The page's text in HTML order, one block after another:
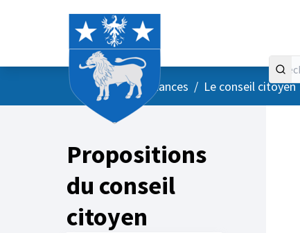
AccueilMenu principal
/ Vos instances / Le conseil citoyen
Propositions
du conseil
citoyen